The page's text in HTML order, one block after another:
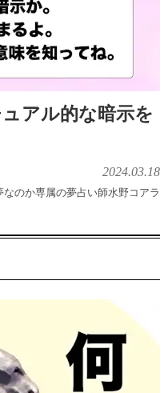
アル的な暗示を
2024.03.18
のか専属の夢占い師水野コアラ